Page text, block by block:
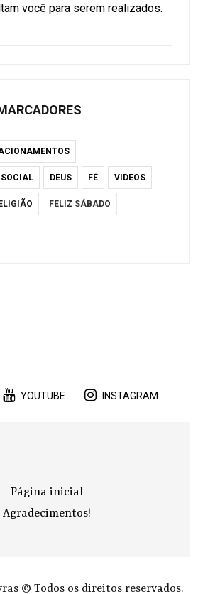
você para serem realizados.
SOCIAL DEUS FÉ VIDEOS
FELIZ SÁBADO
YOUTUBE INSTAGRAM
Página inicial
Agradecimentos!
© Todos os direitos reservados.